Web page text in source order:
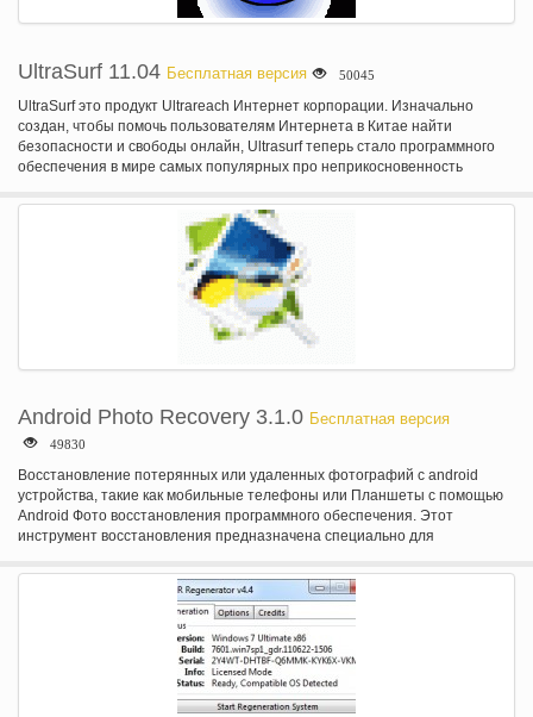
UltraSurf 11.04 Бесплатная версия 50045
UltraSurf это продукт Ultrareach Интернет корпорации. Изначально
создан, чтобы помочь пользователям Интернета в Китае найти
безопасности и свободы онлайн, Ultrasurf теперь стало программного
обеспечения в мире самых популярных про неприкосновенность
обход брандмауэров и защитить их личность онлайн.
Android Photo Recovery 3.1.0 Бесплатная версия
49830
Восстановление потерянных или удаленных фотографий с android
устройства, такие как мобильные телефоны или Планшеты с помощью
Android Фото восстановления программного обеспечения. Этот
инструмент восстановления предназначена специально для
обнаружения потерянных или удаленных данных с вашего устройства.
Он восстановить удаленные или потерянные и данных и магазины их в
сейф и безопасное место так, что вы легко можете использовать его.